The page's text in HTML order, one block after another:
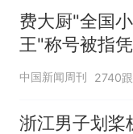
出；亲历者：
改签但没兑现
费大厨"全国
王"称号被指
官方回应
中国新闻周刊 2740
浙江男子划桨